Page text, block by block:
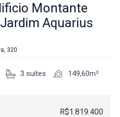
Montante
Aquarius
320
3 suítes 149,60m²
R$1.819.400